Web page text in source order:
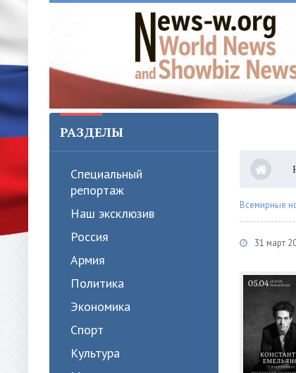
РАЗДЕЛЫ
Специальный
репортаж
Наш эксклюзив
Россия
Армия
Политика
Экономика
Спорт
Культура
Всемирные
31 март